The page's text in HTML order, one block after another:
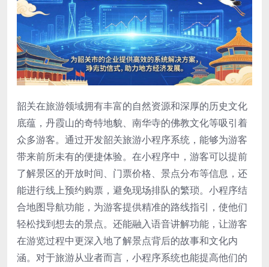
韶关在旅游领域拥有丰富的自然资源和深厚的历史文化
底蕴，丹霞山的奇特地貌、南华寺的佛教文化等吸引着
众多游客。通过开发韶关旅游小程序系统，能够为游客
带来前所未有的便捷体验。在小程序中，游客可以提前
了解景区的开放时间、门票价格、景点分布等信息，还
能进行线上预约购票，避免现场排队的繁琐。小程序结
合地图导航功能，为游客提供精准的路线指引，使他们
轻松找到想去的景点。还能融入语音讲解功能，让游客
在游览过程中更深入地了解景点背后的故事和文化内
涵。对于旅游从业者而言，小程序系统也能提高他们的